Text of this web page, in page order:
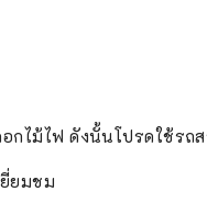
กไม้ไฟ ดังนั้นโปรดใช้ร
ยมชม